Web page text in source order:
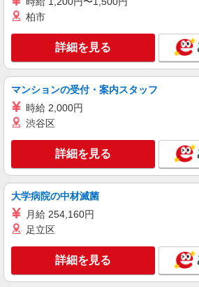
時給1400円〜1450
残業代支給 ★交通費別途支
+゜・。○。・゜+゜・。○
万円支給(規定有) お友達を紹介頂くと, インセンテ
ィブ支給(規定有) ★月2回払い・週払い可能（規程
有）★ ゜・。○。・゜+
沖縄県うるま市の家
キープ
紹介予定派遣
【Y!mobile】の携帯販
時給1400円〜 ※残業
（規定あり） ゜+゜・。○。・゜+゜・。○。・゜
+゜ 入社祝い金10万円支給(規定有)
頂くと, インセンティブ支給(規
い・週払い可能（規程
沖縄県うるま市の
紹介予定派遣
株式会社シエロ
柏市
詳細を見る
マンションの受付・案内スタッフ
時給 2,000円
渋谷区
詳細を見る
大学病院の中材滅菌
月給 254,160円
足立区
詳細を見る